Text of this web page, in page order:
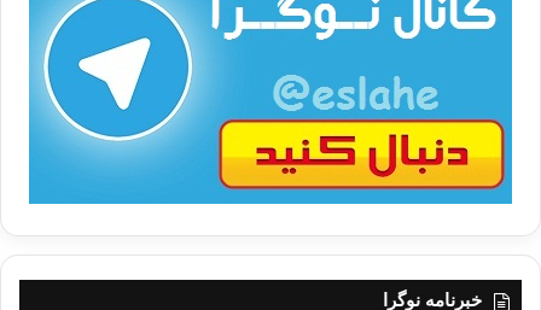
خبرنامه نوگرا